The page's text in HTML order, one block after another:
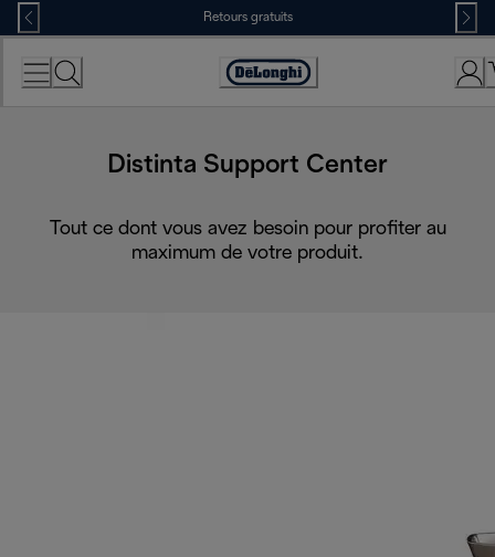
Skip
to
Content
Retours gratuits
Déclaration
Distinta Support Center
Tout ce dont vous avez besoin pour profiter au
maximum de votre produit.